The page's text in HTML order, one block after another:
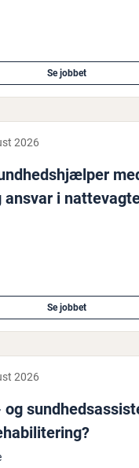
Se jobbet
2026
ansvar i
Se jobbet
2026
og